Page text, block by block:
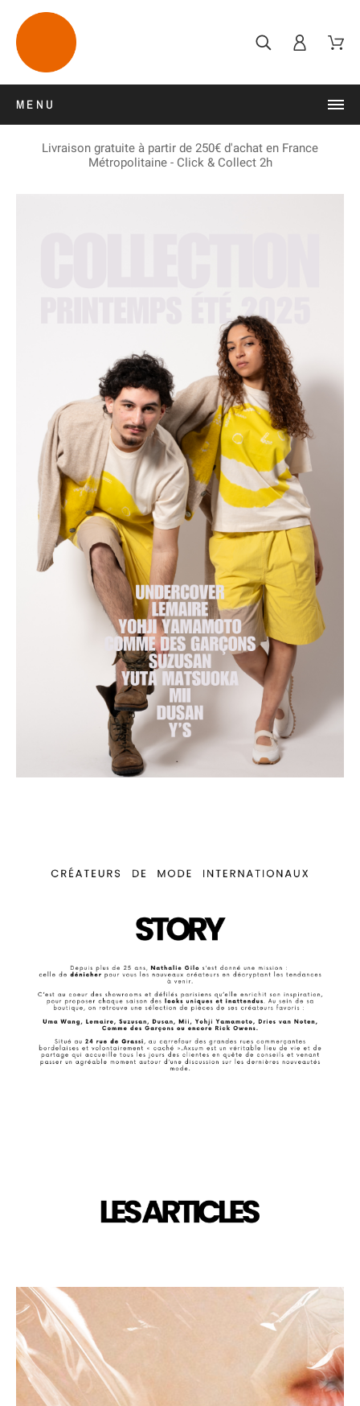
MENU
Livraison gratuite à partir de 250€ d'achat en France
Métropolitaine - Click & Collect 2h